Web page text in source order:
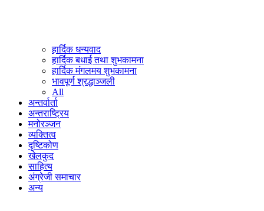
हार्दिक धन्यवाद
हार्दिक बधाई तथा शुभकामना
हार्दिक मंगलमय शुभकामना
भावपूर्ण श्रद्धाञ्जली
All
अन्तर्वार्ता
अन्तराष्ट्रिय
मनोरञ्जन
व्यक्तित्व
दृष्टिकोण
खेलकुद
साहित्य
अंग्रेजी समाचार
अन्य